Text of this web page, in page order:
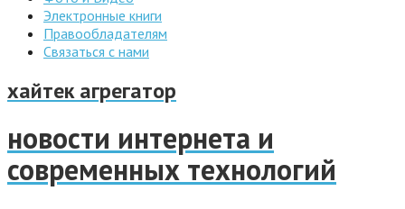
Электронные книги
Правообладателям
Связаться с нами
хайтек агрегатор
новости интернета и
современных технологий